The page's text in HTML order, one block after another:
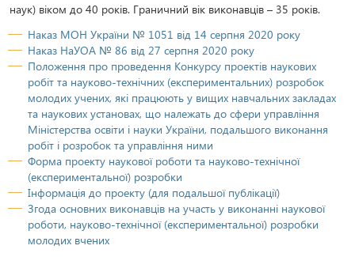
наук) віком до 40 років. Граничний вік виконавців – 35 років.
Наказ МОН України № 1051 від 14 серпня 2020 року
Наказ НаУОА № 86 від 27 серпня 2020 року
Положення про проведення Конкурсу проектів наукових
робіт та науково-технічних (експериментальних) розробок
молодих учених, які працюють у вищих навчальних закладах
та наукових установах, що належать до сфери управління
Міністерства освіти і науки України, подальшого виконання
робіт і розробок та управління ними
Форма проекту наукової роботи та науково-технічної
(експериментальної) розробки
Інформація до проекту (для подальшої публікації)
Згода основних виконавців на участь у виконанні наукової
роботи, науково-технічної (експериментальної) розробки
молодих вчених